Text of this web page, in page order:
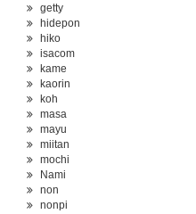
getty
hidepon
hiko
isacom
kame
kaorin
koh
masa
mayu
miitan
mochi
Nami
non
nonpi